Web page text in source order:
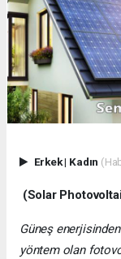
Erkek| Kadın
(Solar
Güneş
yöntem olan